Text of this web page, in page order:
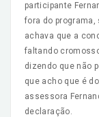
participante
fora do
achava que a
faltando
dizendo que não
que acho que é
assessora
declaração.